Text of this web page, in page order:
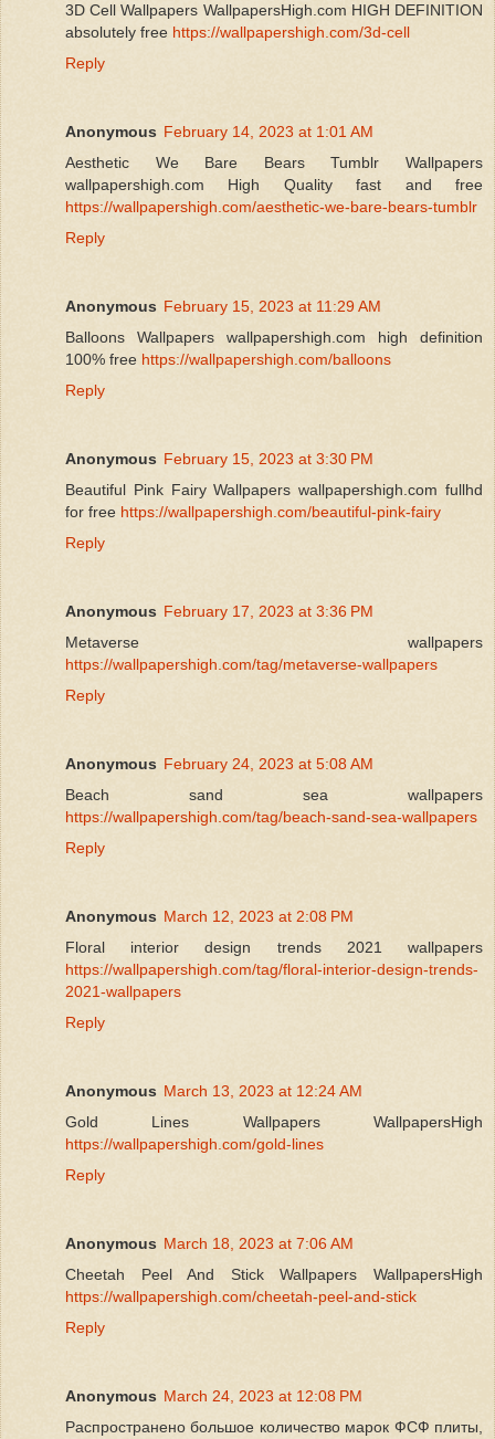
3D Cell Wallpapers WallpapersHigh.com HIGH DEFINITION
absolutely free https://wallpapershigh.com/3d-cell
Reply
Anonymous February 14, 2023 at 1:01 AM
Aesthetic We Bare Bears Tumblr Wallpapers
wallpapershigh.com High Quality fast and free
https://wallpapershigh.com/aesthetic-we-bare-bears-tumblr
Reply
Anonymous February 15, 2023 at 11:29 AM
Balloons Wallpapers wallpapershigh.com high definition
100% free https://wallpapershigh.com/balloons
Reply
Anonymous February 15, 2023 at 3:30 PM
Beautiful Pink Fairy Wallpapers wallpapershigh.com fullhd
for free https://wallpapershigh.com/beautiful-pink-fairy
Reply
Anonymous February 17, 2023 at 3:36 PM
Metaverse wallpapers
https://wallpapershigh.com/tag/metaverse-wallpapers
Reply
Anonymous February 24, 2023 at 5:08 AM
Beach sand sea wallpapers
https://wallpapershigh.com/tag/beach-sand-sea-wallpapers
Reply
Anonymous March 12, 2023 at 2:08 PM
Floral interior design trends 2021 wallpapers
https://wallpapershigh.com/tag/floral-interior-design-trends-
2021-wallpapers
Reply
Anonymous March 13, 2023 at 12:24 AM
Gold Lines Wallpapers WallpapersHigh
https://wallpapershigh.com/gold-lines
Reply
Anonymous March 18, 2023 at 7:06 AM
Cheetah Peel And Stick Wallpapers WallpapersHigh
https://wallpapershigh.com/cheetah-peel-and-stick
Reply
Anonymous March 24, 2023 at 12:08 PM
Распространено большое количество марок ФСФ плиты,